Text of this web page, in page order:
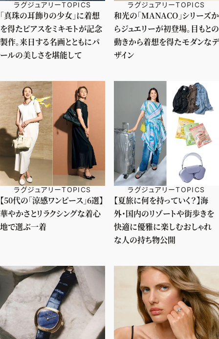
ラグジュアリーTOPICS
「真珠の耳飾りの少女」に着想
を得たピアスをミキモトが記念
製作。来日する名画とともにパ
ールの美しさを堪能して
ラグジュアリーTOPICS
和光の「MANACO」シリーズか
らジュエリーが初登場。目もとの
動きから着想を得たモダンなデ
ザイン
ラグジュアリーTOPICS
【50代の「涼感ワンピース」6選】
華やかさとリラクシングな着心
地で選ぶ一着
ラグジュアリーTOPICS
【夏旅に何を持っていく？】海
外・国内のリゾートや街歩きを
快適に優雅に楽しむおしゃれ
な人の持ち物公開